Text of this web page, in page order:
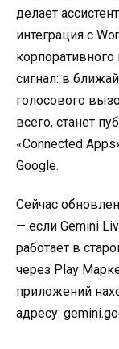
делает
интеграция с
сигнал: в
голосового
всего, станет
«Connected
Google.
Сейчас
— если Gemini
работает в
через Play
приложений
адресу: